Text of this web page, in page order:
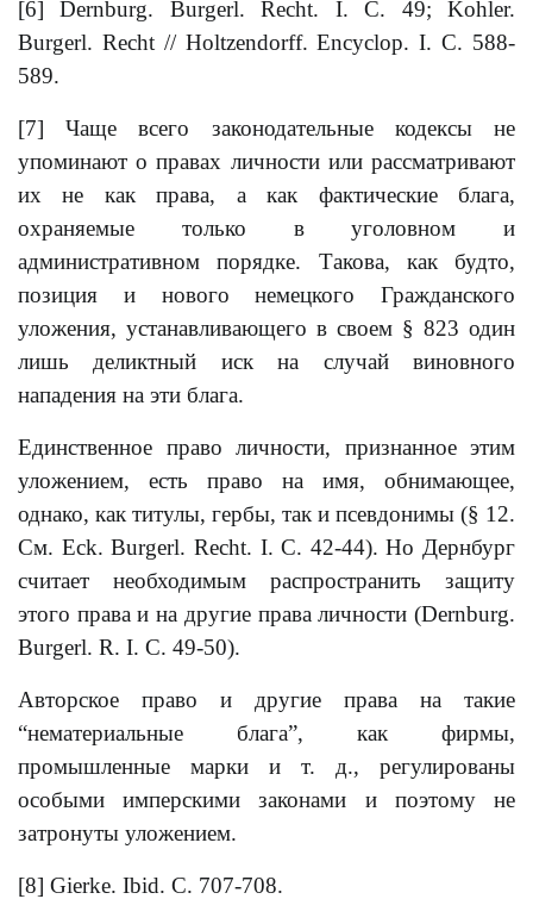
[6] Dernburg. Burgerl. Recht. I. С. 49; Kohler.
Burgerl. Recht // Holtzendorff. Encyclop. I. С. 588-
589.
[7] Чаще всего законодательные кодексы не
упоминают о правах личности или рассматривают
их не как права, а как фактические блага,
охраняемые только в уголовном и
административном порядке. Такова, как будто,
позиция и нового немецкого Гражданского
уложения, устанавливающего в своем § 823 один
лишь деликтный иск на случай виновного
нападения на эти блага.
Единственное право личности, признанное этим
уложением, есть право на имя, обнимающее,
однако, как титулы, гербы, так и псевдонимы (§ 12.
См. Eck. Burgerl. Recht. I. С. 42-44). Но Дернбург
считает необходимым распространить защиту
этого права и на другие права личности (Dernburg.
Burgerl. R. I. С. 49-50).
Авторское право и другие права на такие
“нематериальные блага”, как фирмы,
промышленные марки и т. д., регулированы
особыми имперскими законами и поэтому не
затронуты уложением.
[8] Gierke. Ibid. С. 707-708.